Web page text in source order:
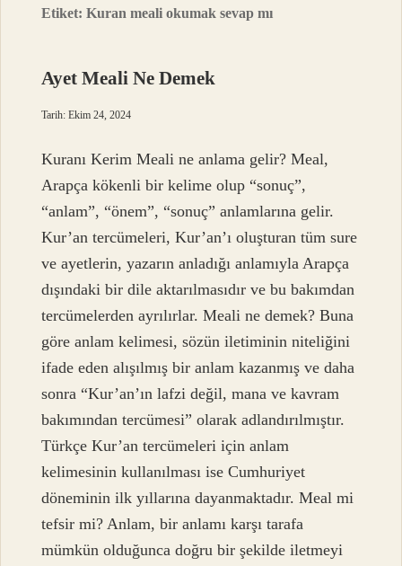
Etiket:Kuran meali okumak sevap mı
Ayet Meali Ne Demek
Tarih: Ekim 24, 2024
Kuranı Kerim Meali ne anlama gelir? Meal,
Arapça kökenli bir kelime olup “sonuç”,
“anlam”, “önem”, “sonuç” anlamlarına gelir.
Kur’an tercümeleri, Kur’an’ı oluşturan tüm sure
ve ayetlerin, yazarın anladığı anlamıyla Arapça
dışındaki bir dile aktarılmasıdır ve bu bakımdan
tercümelerden ayrılırlar. Meali ne demek? Buna
göre anlam kelimesi, sözün iletiminin niteliğini
ifade eden alışılmış bir anlam kazanmış ve daha
sonra “Kur’an’ın lafzi değil, mana ve kavram
bakımından tercümesi” olarak adlandırılmıştır.
Türkçe Kur’an tercümeleri için anlam
kelimesinin kullanılması ise Cumhuriyet
döneminin ilk yıllarına dayanmaktadır. Meal mi
tefsir mi? Anlam, bir anlamı karşı tarafa
mümkün olduğunca doğru bir şekilde iletmeyi